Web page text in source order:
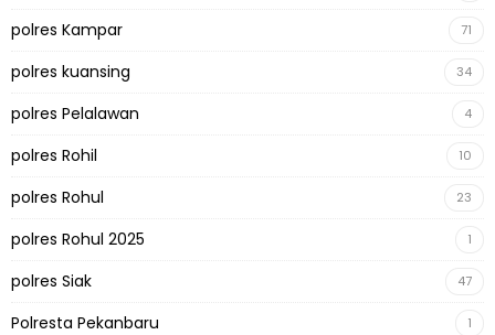
polres Kampar 71
polres kuansing 34
polres Pelalawan 4
polres Rohil 10
polres Rohul 23
polres Rohul 2025 1
polres Siak 47
Polresta Pekanbaru 1